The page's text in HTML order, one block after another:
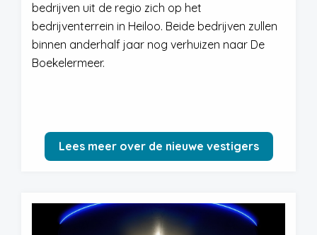
bedrijven uit de regio zich op het
bedrijventerrein in Heiloo. Beide bedrijven zullen
binnen anderhalf jaar nog verhuizen naar De
Boekelermeer.
Lees meer over de nieuwe vestigers